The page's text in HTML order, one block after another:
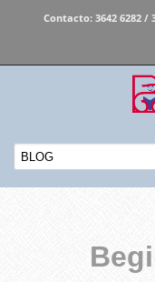
Contacto:3642 6282 /